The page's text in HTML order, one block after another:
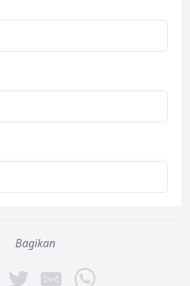
Bagikan